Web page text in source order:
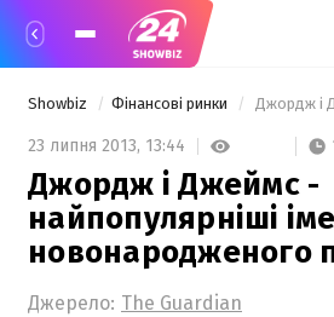
Showbiz Фінансові ринки
23 липня 2013, 13:44
Джордж і Джеймс -
найпопулярніші
новонародженого
Джерело: Тhe Guardian